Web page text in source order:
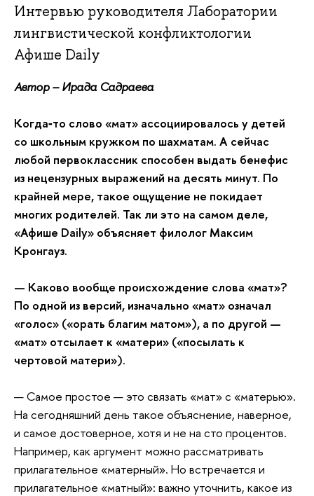
Интервью руководителя Лаборатории
лингвистической конфликтологии
Афише Daily
Автор – Ирада Садраева
Когда‑то слово «мат» ассоциировалось у детей
со школьным кружком по шахматам. А сейчас
любой первоклассник способен выдать бенефис
из нецензурных выражений на десять минут. По
крайней мере, такое ощущение не покидает
многих родителей. Так ли это на самом деле,
«Афише Daily» объясняет филолог Максим
Кронгауз.
— Каково вообще происхождение слова «мат»?
По одной из версий, изначально «мат» означал
«голос» («орать благим матом»), а по другой —
«мат» отсылает к «матери» («посылать к
чертовой матери»).
— Самое простое — это связать «мат» с «матерью».
На сегодняшний день такое объяснение, наверное,
и самое достоверное, хотя и не на сто процентов.
Например, как аргумент можно рассматривать
прилагательное «матерный». Но встречается и
прилагательное «матный»: важно уточнить, какое из